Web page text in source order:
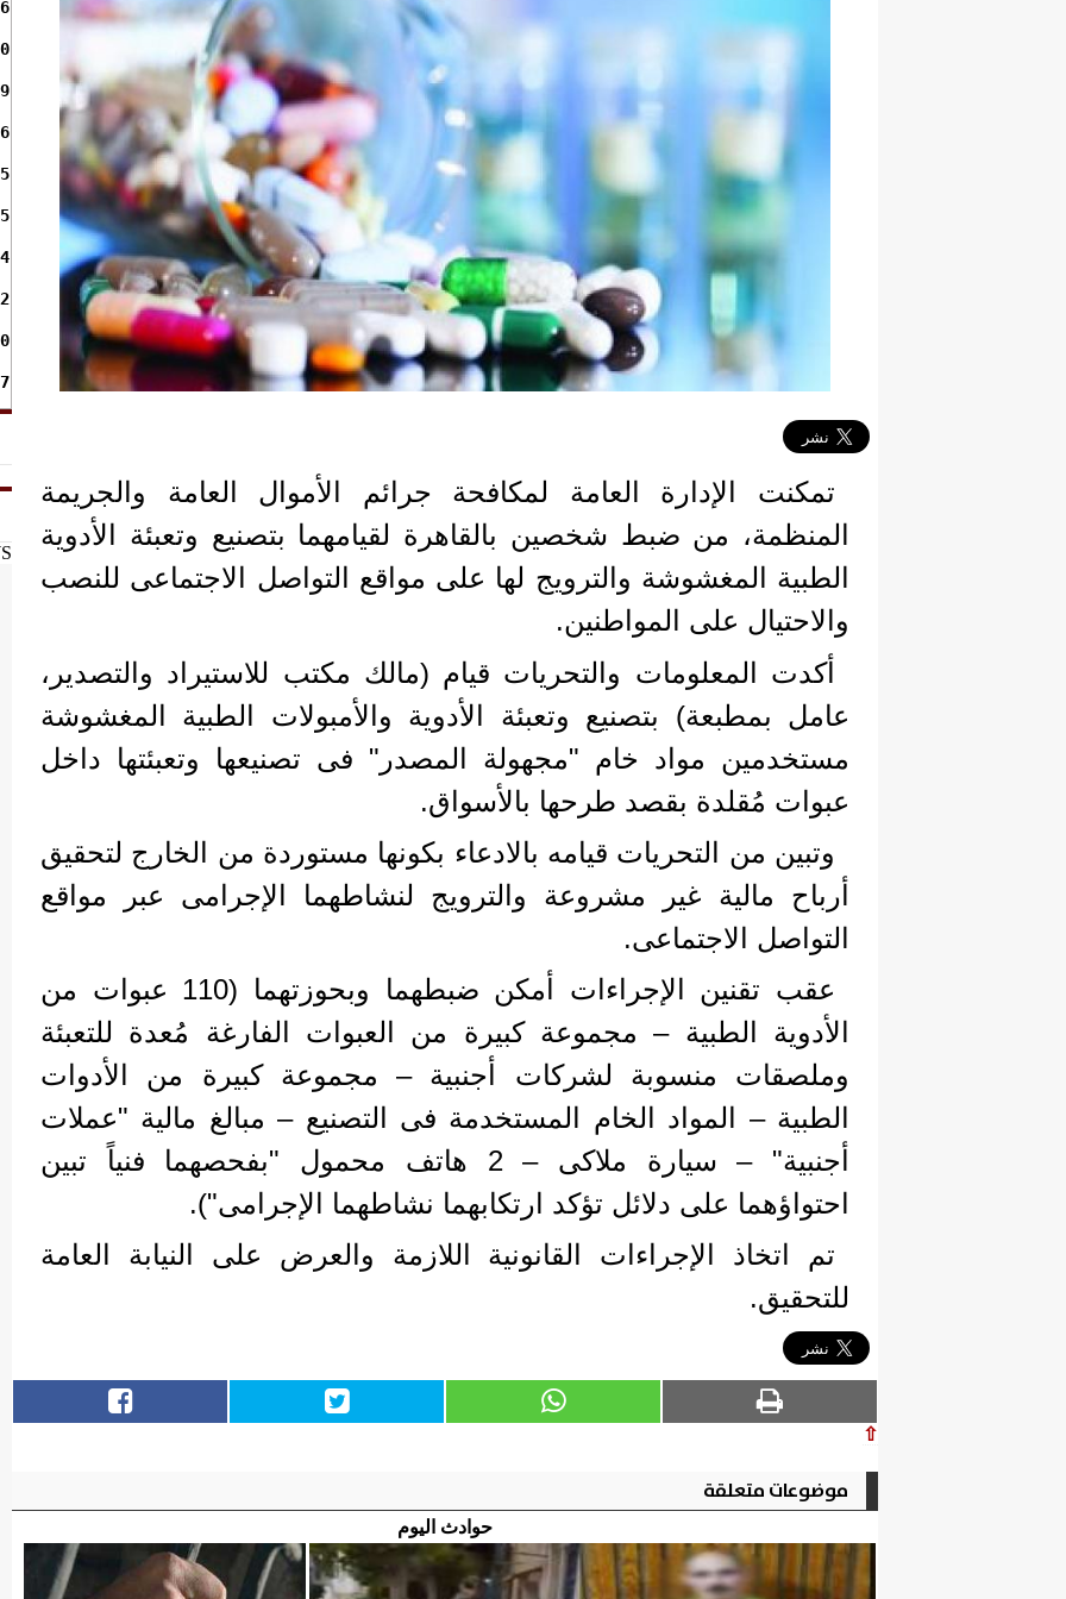
تمكنت الإدارة العامة لمكافحة جرائم الأموال العامة والجريمة
المنظمة، من ضبط شخصين بالقاهرة لقيامهما بتصنيع وتعبئة الأدوية
الطبية المغشوشة والترويج لها على مواقع التواصل الاجتماعى للنصب
والاحتيال على المواطنين.
أكدت المعلومات والتحريات قيام (مالك مكتب للاستيراد والتصدير،
عامل بمطبعة) بتصنيع وتعبئة الأدوية والأمبولات الطبية المغشوشة
مستخدمين مواد خام "مجهولة المصدر" فى تصنيعها وتعبئتها داخل
عبوات مُقلدة بقصد طرحها بالأسواق.
وتبين من التحريات قيامه بالادعاء بكونها مستوردة من الخارج لتحقيق
أرباح مالية غير مشروعة والترويج لنشاطهما الإجرامى عبر مواقع
التواصل الاجتماعى.
عقب تقنين الإجراءات أمكن ضبطهما وبحوزتهما (110 عبوات من
الأدوية الطبية – مجموعة كبيرة من العبوات الفارغة مُعدة للتعبئة
وملصقات منسوبة لشركات أجنبية – مجموعة كبيرة من الأدوات
الطبية – المواد الخام المستخدمة فى التصنيع – مبالغ مالية "عملات
أجنبية" – سيارة ملاكى – 2 هاتف محمول "بفحصهما فنياً تبين
احتواؤهما على دلائل تؤكد ارتكابهما نشاطهما الإجرامى").
تم اتخاذ الإجراءات القانونية اللازمة والعرض على النيابة العامة
للتحقيق.
⇧
موضوعات متعلقة
حوادث اليوم